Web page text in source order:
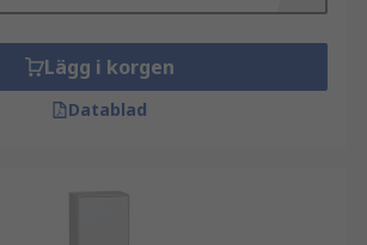
Lägg i korgen
Datablad